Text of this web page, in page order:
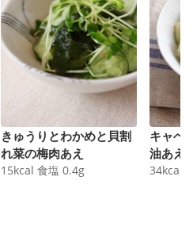
きゅうりとわかめと貝割
れ菜の梅肉あえ
15kcal 食塩 0.4g
キャベ
油あえ
34kcal